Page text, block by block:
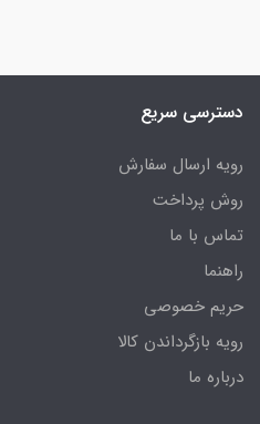
دسترسی سریع
رویه ارسال سفارش
روش پرداخت
تماس با ما
راهنما
حریم خصوصی
رویه‌ بازگرداندن کالا
درباره ما